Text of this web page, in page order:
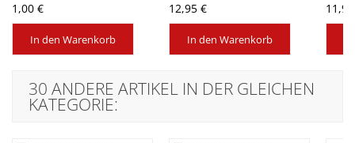
1,00 €
In den Warenkorb
12,95 €
In den Warenkorb
30 ANDERE ARTIKEL IN DER GLEICHEN
KATEGORIE: